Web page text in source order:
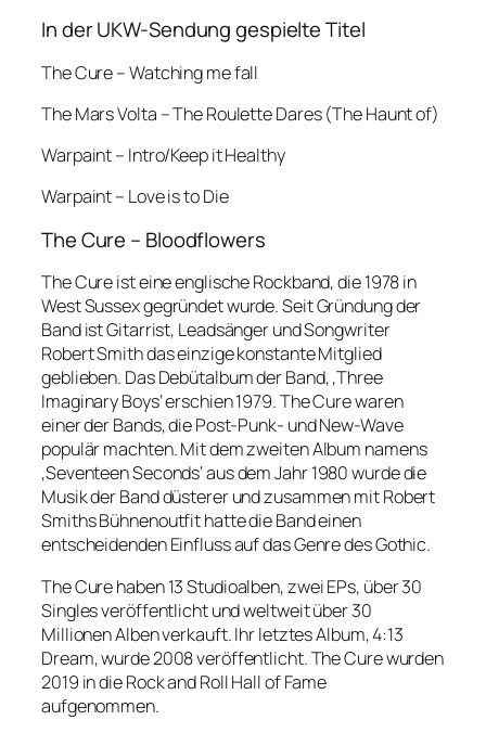
In der UKW-Sendung gespielte Titel
The Cure – Watching me fall
The Mars Volta – The Roulette Dares (The Haunt of)
Warpaint – Intro/Keep it Healthy
Warpaint – Love is to Die
The Cure – Bloodflowers
The Cure ist eine englische Rockband, die 1978 in
West Sussex gegründet wurde. Seit Gründung der
Band ist Gitarrist, Leadsänger und Songwriter
Robert Smith das einzige konstante Mitglied
geblieben. Das Debütalbum der Band, ‚Three
Imaginary Boys‘ erschien 1979. The Cure waren
einer der Bands, die Post-Punk- und New-Wave
populär machten. Mit dem zweiten Album namens
‚Seventeen Seconds‘ aus dem Jahr 1980 wurde die
Musik der Band düsterer und zusammen mit Robert
Smiths Bühnenoutfit hatte die Band einen
entscheidenden Einfluss auf das Genre des Gothic.
The Cure haben 13 Studioalben, zwei EPs, über 30
Singles veröffentlicht und weltweit über 30
Millionen Alben verkauft. Ihr letztes Album, 4:13
Dream, wurde 2008 veröffentlicht. The Cure wurden
2019 in die Rock and Roll Hall of Fame
aufgenommen.